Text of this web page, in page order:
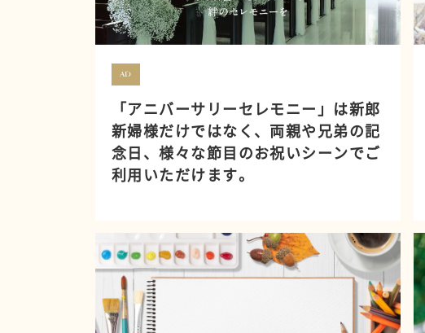
AD
「アニバーサリーセレモニー」は新郎
新婦様だけではなく、両親や兄弟の記
念日、様々な節目のお祝いシーンでご
利用いただけます。